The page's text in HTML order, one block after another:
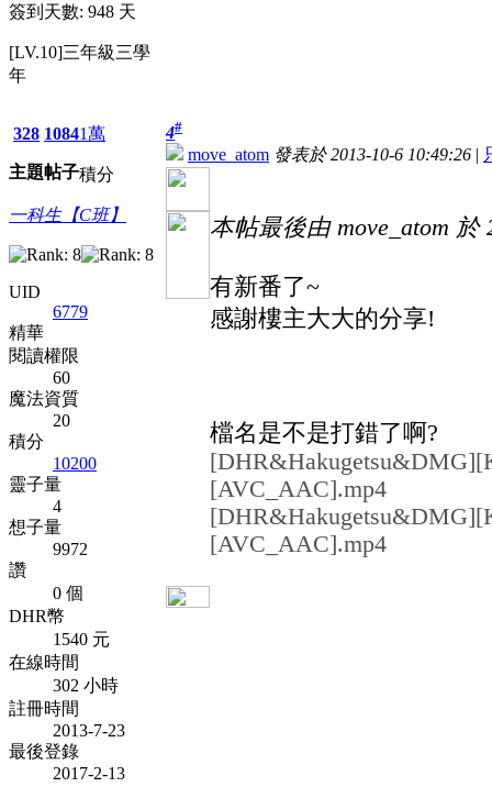
簽到天數: 948 天
[LV.10]三年級三學
年
328
主題
1084
帖子
1萬
積分
一科生【C班】
UID
6779
精華
閱讀權限
60
魔法資質
20
積分
10200
靈子量
4
想子量
9972
讚
0 個
DHR幣
1540 元
在線時間
302 小時
註冊時間
2013-7-23
最後登錄
2017-2-13
4#
move_atom 發表於 2013-10-6 10:49:26 |
本帖最後由 move_atom 於
有新番了~
感謝樓主大大的分享!
檔名是不是打錯了啊?
[AVC_AAC].mp4
[AVC_AAC].mp4